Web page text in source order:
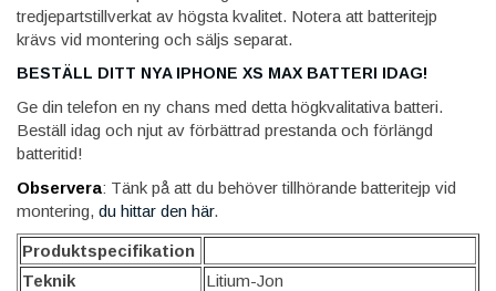
tredjepartstillverkat av högsta kvalitet. Notera att batteritejp
krävs vid montering och säljs separat.
BESTÄLL DITT NYA IPHONE XS MAX BATTERI IDAG!
Ge din telefon en ny chans med detta högkvalitativa batteri.
Beställ idag och njut av förbättrad prestanda och förlängd
batteritid!
Observera: Tänk på att du behöver tillhörande batteritejp vid
montering, du hittar den här.
Produktspecifikation
Teknik
Litium-Jon